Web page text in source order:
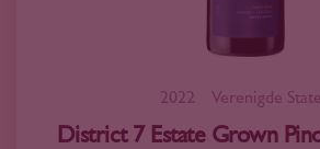
2022 Verenigde
District 7 Estate Grown